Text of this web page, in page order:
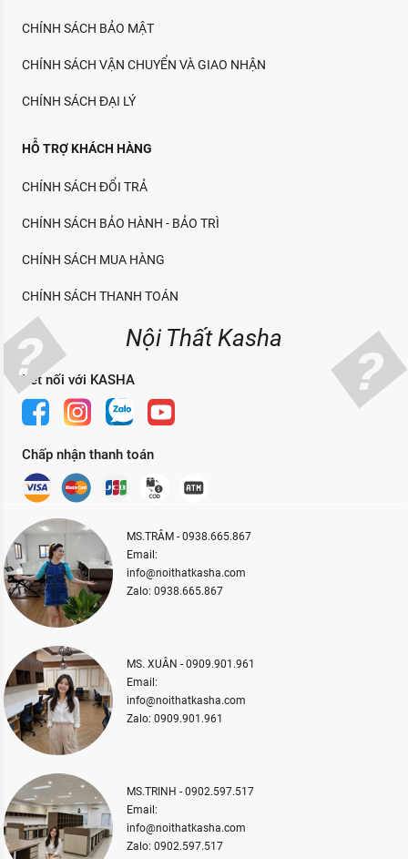
CHÍNH SÁCH BẢO MẬT
CHÍNH SÁCH VẬN CHUYỂN VÀ GIAO NHẬN
CHÍNH SÁCH ĐẠI LÝ
HỖ TRỢ KHÁCH HÀNG
CHÍNH SÁCH ĐỔI TRẢ
CHÍNH SÁCH BẢO HÀNH - BẢO TRÌ
CHÍNH SÁCH MUA HÀNG
CHÍNH SÁCH THANH TOÁN
Nội Thất Kasha
Kết nối với KASHA
Chấp nhận thanh toán
MS.TRÂM - 0938.665.867
Email:
info@noithatkasha.com
Zalo: 0938.665.867
MS. XUÂN - 0909.901.961
Email:
info@noithatkasha.com
Zalo: 0909.901.961
MS.TRINH - 0902.597.517
Email:
info@noithatkasha.com
Zalo: 0902.597.517